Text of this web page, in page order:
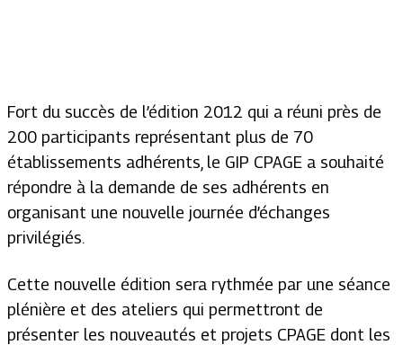
Fort du succès de l’édition 2012 qui a réuni près de
200 participants représentant plus de 70
établissements adhérents, le GIP CPAGE a souhaité
répondre à la demande de ses adhérents en
organisant une nouvelle journée d’échanges
privilégiés.
Cette nouvelle édition sera rythmée par une séance
plénière et des ateliers qui permettront de
présenter les nouveautés et projets CPAGE dont les